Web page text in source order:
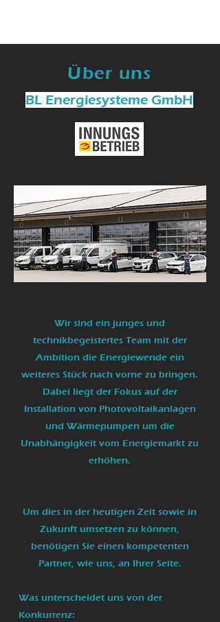
Über uns
BL Energiesysteme GmbH
Wir sind ein junges und
technikbegeistertes Team mit der
Ambition die Energiewende ein
weiteres Stück nach vorne zu bringen.
Dabei liegt der Fokus auf der
Installation von Photovoltaikanlagen
und Wärmepumpen um die
Unabhängigkeit vom Energiemarkt zu
erhöhen.
Um dies in der heutigen Zeit sowie in
Zukunft umsetzen zu können,
benötigen Sie einen kompetenten
Partner, wie uns, an Ihrer Seite.
Was unterscheidet uns von der
Konkurrenz: